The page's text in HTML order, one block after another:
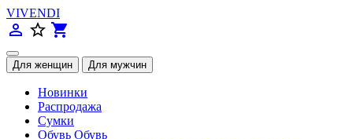
VIVENDI
person_outline star_border shopping_cart
Новинки
Распродажа
Сумки
Обувь Обувь